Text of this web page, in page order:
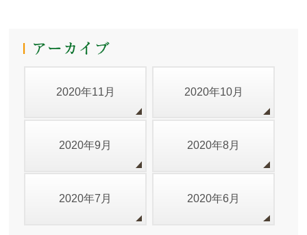
2020年11月 2020年10月
2020年9月 2020年8月
2020年7月 2020年6月